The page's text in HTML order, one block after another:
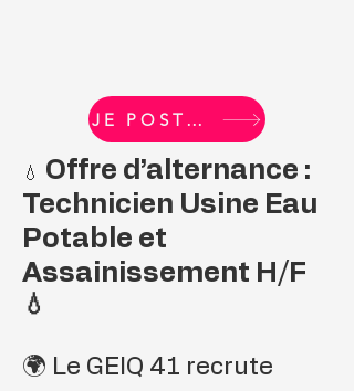
JE POSTULE
💧 Offre d’alternance :
Technicien Usine Eau
Potable et
Assainissement H/F
💧
🌍 Le GEIQ 41 recrute